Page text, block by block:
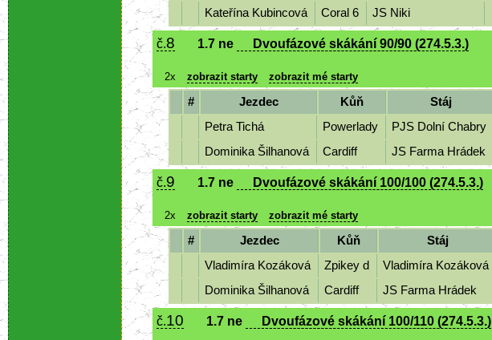
Kateřína Kubincová
Coral 6 JS Niki
č.8 1.7 ne Dvoufázové skákání 90/90 (274.5.3.)
2x zobrazit starty zobrazit mé starty
# Jezdec Kůň Stáj
Petra Tichá
Powerlady
PJS Dolní Chabry
Dominika Šilhanová
Cardiff JS Farma Hrádek
č.9 1.7 ne Dvoufázové skákání 100/100 (274.5.3.)
2x zobrazit starty zobrazit mé starty
# Jezdec Kůň Stáj
Vladimíra Kozáková
Zpikey d
Vladimíra Kozáková
Dominika Šilhanová
Cardiff JS Farma Hrádek
č.10 1.7 ne Dvoufázové skákání 100/110 (274.5.3.)